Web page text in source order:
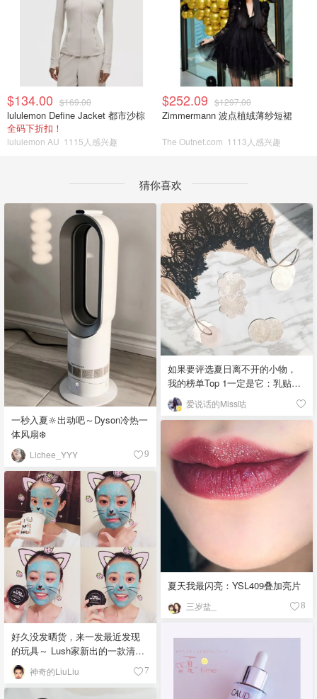
$134.00 $169.00
lululemon Define Jacket 都市沙棕
全码下折扣！
lululemon AU 1115人感兴趣
$252.09 $1297.00
Zimmermann 波点植绒薄纱短裙
The Outnet.com 1113人感兴趣
猜你喜欢
一秒入夏🔆出动吧～Dyson冷热一
体风扇❄️
Lichee_YYY 9
如果要评选夏日离不开的小物，
我的榜单Top 1一定是它：乳贴！
圆形花瓣形蕾丝丝绸，各种款式
备齐。 特别适合睡衣风小吊带、
不会太明显，所以选薄款就够
了，如果是光面丝缎面料，超好
选择硅胶材质的厚款。 大夏天不
穿Bra，太爽快啦 ❤️「该晒货来自
@爱说话的Miss咕-北美省钱快
报，版权归原作者所有」
爱说话的Miss咕
夏天我最闪亮：YSL409叠加亮片
三岁盐_ 8
好久没发晒货，来一发最近发现
的玩具～ Lush家新出的一款清洁
面膜，名字叫做Dont Look At
Me?哈哈，里面有新鲜柠檬汁和大
神奇的LiuLiu 7